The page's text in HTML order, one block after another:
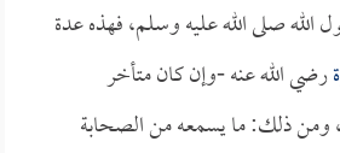
صلى الله عليه وسلم، فهذه عدة
رضي الله عنه -وإن كان متأخر
ومن ذلك: ما يسمعه من الصحابة